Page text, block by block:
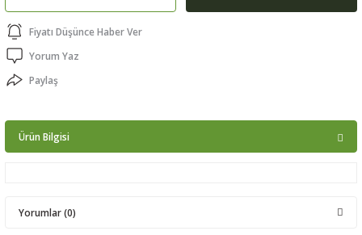
Fiyatı Düşünce Haber Ver
Yorum Yaz
Paylaş
Ürün Bilgisi
Yorumlar (0)